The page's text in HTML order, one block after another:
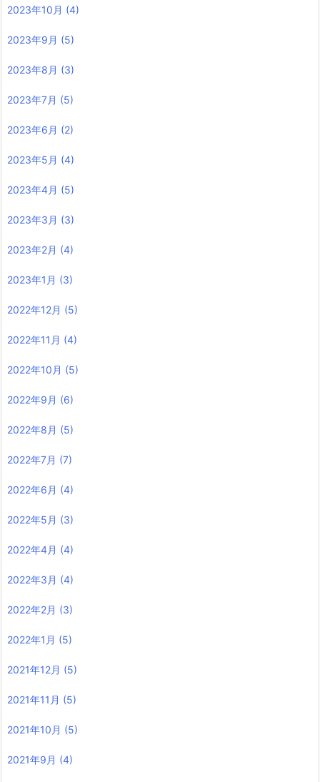
2023年10月 (4)
2023年9月 (5)
2023年8月 (3)
2023年7月 (5)
2023年6月 (2)
2023年5月 (4)
2023年4月 (5)
2023年3月 (3)
2023年2月 (4)
2023年1月 (3)
2022年12月 (5)
2022年11月 (4)
2022年10月 (5)
2022年9月 (6)
2022年8月 (5)
2022年7月 (7)
2022年6月 (4)
2022年5月 (3)
2022年4月 (4)
2022年3月 (4)
2022年2月 (3)
2022年1月 (5)
2021年12月 (5)
2021年11月 (5)
2021年10月 (5)
2021年9月 (4)